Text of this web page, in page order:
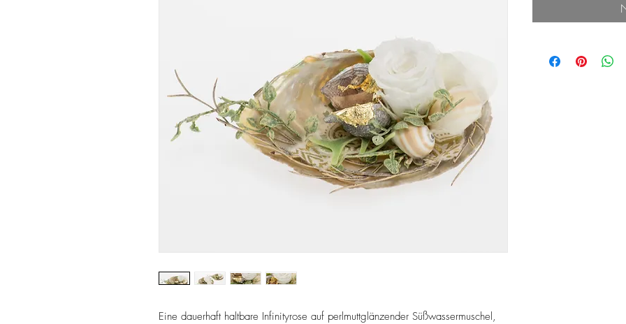
Eine dauerhaft haltbare Infinityrose auf perlmuttglänzender Süßwassermuschel,